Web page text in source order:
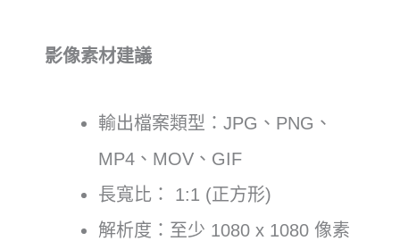
影像素材建議
輸出檔案類型：JPG、PNG、
MP4、MOV、GIF
長寬比： 1:1 (正方形)
解析度：至少 1080 x 1080 像素